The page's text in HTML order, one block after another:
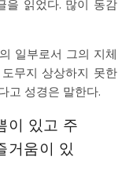
을 읽었다. 많이 동감
일부로서 그의 지체
무지 상상하지 못한
고 성경은 말한다.
이 있고 주
거움이 있